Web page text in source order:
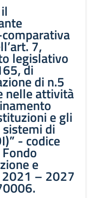
7,
legislativo
di
di n.5
nelle attività
e gli
di
- codice
e
– 2027